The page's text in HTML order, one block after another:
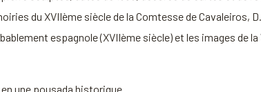
du XVIIème siècle de la Comtesse de Cavaleiros,
espagnole (XVIIème siècle) et les images de la
une pousada historique.